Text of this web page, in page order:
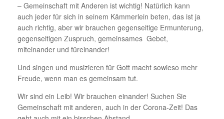
– Gemeinschaft mit Anderen ist wichtig! Natürlich kann
auch jeder für sich in seinem Kämmerlein beten, das ist ja
auch richtig, aber wir brauchen gegenseitige Ermunterung,
gegenseitigen Zuspruch, gemeinsames Gebet,
miteinander und füreinander!
Und singen und musizieren für Gott macht sowieso mehr
Freude, wenn man es gemeinsam tut.
Wir sind ein Leib! Wir brauchen einander! Suchen Sie
Gemeinschaft mit anderen, auch in der Corona-Zeit! Das